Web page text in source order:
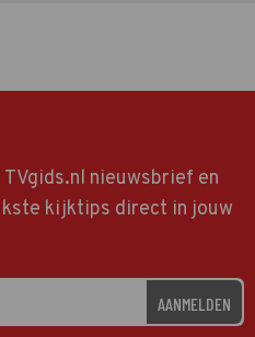
nieuwsbrief en
kijktips direct in jouw
AANMELDEN